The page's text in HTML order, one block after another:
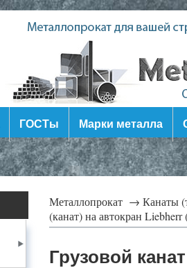
ГОСТы Марки металла
Металлопрокат → Канаты
(канат) на автокран
Грузовой